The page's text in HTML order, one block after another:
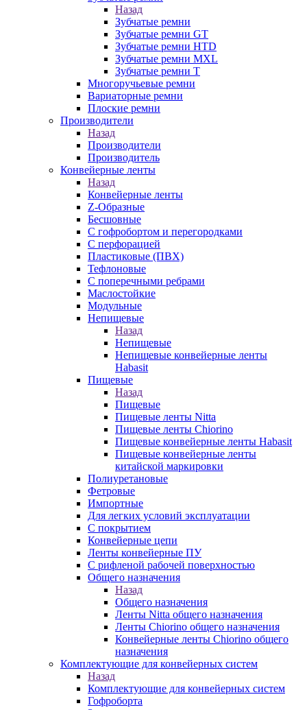
Назад
Зубчатые ремни
Зубчатые ремни GT
Зубчатые ремни HTD
Зубчатые ремни MXL
Зубчатые ремни Т
Многоручьевые ремни
Вариаторные ремни
Плоские ремни
Производители
Назад
Производители
Производитель
Конвейерные ленты
Назад
Конвейерные ленты
Z-Образные
Бесшовные
С гофробортом и перегородками
С перфорацией
Пластиковые (ПВХ)
Тефлоновые
С поперечными ребрами
Маслостойкие
Модульные
Непищевые
Назад
Непищевые
Непищевые конвейерные ленты
Habasit
Пищевые
Назад
Пищевые
Пищевые ленты Nitta
Пищевые ленты Chiorino
Пищевые конвейерные ленты Habasit
Пищевые конвейерные ленты
китайской маркировки
Полиуретановые
Фетровые
Импортные
Для легких условий эксплуатации
С покрытием
Конвейерные цепи
Ленты конвейерные ПУ
С рифленой рабочей поверхностью
Общего назначения
Назад
Общего назначения
Ленты Nitta общего назначения
Ленты Chiorino общего назначения
Конвейерные ленты Chiorino общего
назначения
Комплектующие для конвейерных систем
Назад
Комплектующие для конвейерных систем
Гофроборта